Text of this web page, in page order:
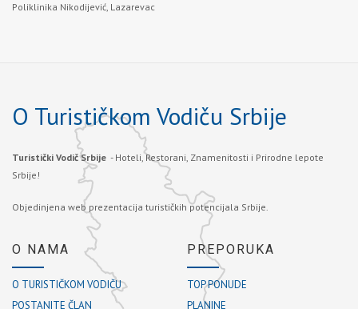
Poliklinika Nikodijević, Lazarevac
O Turističkom Vodiču Srbije
Turistički Vodič Srbije - Hoteli, Restorani, Znamenitosti i Prirodne lepote
Srbije!
Objedinjena web prezentacija turističkih potencijala Srbije.
O NAMA
O TURISTIČKOM VODIČU
POSTANITE ČLAN
PREPORUKA
TOP PONUDE
PLANINE